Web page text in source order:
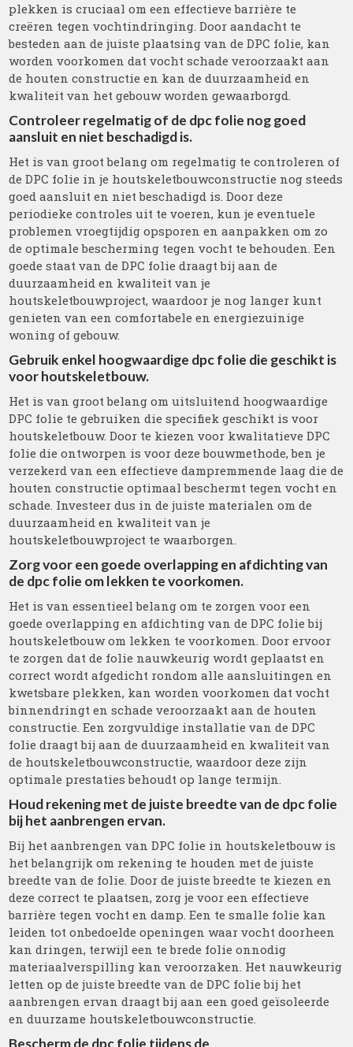
plekken is cruciaal om een effectieve barrière te
creëren tegen vochtindringing. Door aandacht te
besteden aan de juiste plaatsing van de DPC folie, kan
worden voorkomen dat vocht schade veroorzaakt aan
de houten constructie en kan de duurzaamheid en
kwaliteit van het gebouw worden gewaarborgd.
Controleer regelmatig of de dpc folie nog goed
aansluit en niet beschadigd is.
Het is van groot belang om regelmatig te controleren of
de DPC folie in je houtskeletbouwconstructie nog steeds
goed aansluit en niet beschadigd is. Door deze
periodieke controles uit te voeren, kun je eventuele
problemen vroegtijdig opsporen en aanpakken om zo
de optimale bescherming tegen vocht te behouden. Een
goede staat van de DPC folie draagt bij aan de
duurzaamheid en kwaliteit van je
houtskeletbouwproject, waardoor je nog langer kunt
genieten van een comfortabele en energiezuinige
woning of gebouw.
Gebruik enkel hoogwaardige dpc folie die geschikt is
voor houtskeletbouw.
Het is van groot belang om uitsluitend hoogwaardige
DPC folie te gebruiken die specifiek geschikt is voor
houtskeletbouw. Door te kiezen voor kwalitatieve DPC
folie die ontworpen is voor deze bouwmethode, ben je
verzekerd van een effectieve dampremmende laag die de
houten constructie optimaal beschermt tegen vocht en
schade. Investeer dus in de juiste materialen om de
duurzaamheid en kwaliteit van je
houtskeletbouwproject te waarborgen.
Zorg voor een goede overlapping en afdichting van
de dpc folie om lekken te voorkomen.
Het is van essentieel belang om te zorgen voor een
goede overlapping en afdichting van de DPC folie bij
houtskeletbouw om lekken te voorkomen. Door ervoor
te zorgen dat de folie nauwkeurig wordt geplaatst en
correct wordt afgedicht rondom alle aansluitingen en
kwetsbare plekken, kan worden voorkomen dat vocht
binnendringt en schade veroorzaakt aan de houten
constructie. Een zorgvuldige installatie van de DPC
folie draagt bij aan de duurzaamheid en kwaliteit van
de houtskeletbouwconstructie, waardoor deze zijn
optimale prestaties behoudt op lange termijn.
Houd rekening met de juiste breedte van de dpc folie
bij het aanbrengen ervan.
Bij het aanbrengen van DPC folie in houtskeletbouw is
het belangrijk om rekening te houden met de juiste
breedte van de folie. Door de juiste breedte te kiezen en
deze correct te plaatsen, zorg je voor een effectieve
barrière tegen vocht en damp. Een te smalle folie kan
leiden tot onbedoelde openingen waar vocht doorheen
kan dringen, terwijl een te brede folie onnodig
materiaalverspilling kan veroorzaken. Het nauwkeurig
letten op de juiste breedte van de DPC folie bij het
aanbrengen ervan draagt bij aan een goed geïsoleerde
en duurzame houtskeletbouwconstructie.
Bescherm de dpc folie tijdens de